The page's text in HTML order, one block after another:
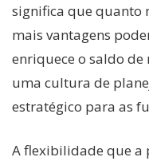
significa que quanto
mais vantagens
enriquece o saldo
uma cultura de
estratégico para as
A flexibilidade que a